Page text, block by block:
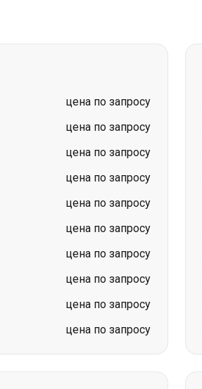
цена по запросу
цена по запросу
цена по запросу
цена по запросу
цена по запросу
цена по запросу
цена по запросу
от 3200 грн